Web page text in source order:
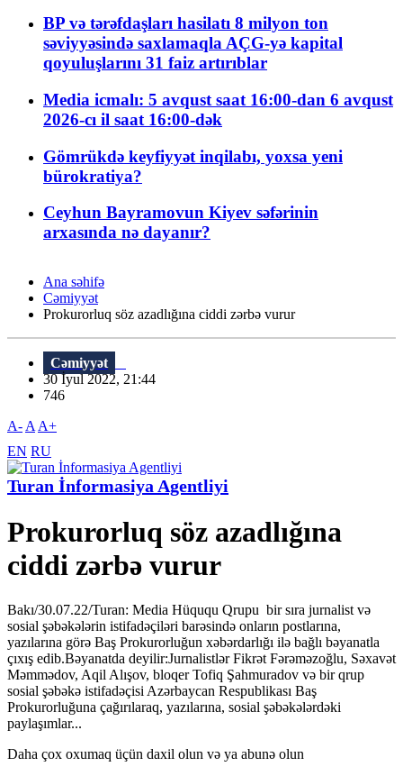
BP və tərəfdaşları hasilatı 8 milyon ton
səviyyəsində saxlamaqla AÇG-yə kapital
qoyuluşlarını 31 faiz artırıblar
Media icmalı: 5 avqust saat 16:00-dan 6 avqust
2026-cı il saat 16:00-dək
Gömrükdə keyfiyyət inqilabı, yoxsa yeni
bürokratiya?
Ceyhun Bayramovun Kiyev səfərinin
arxasında nə dayanır?
Ana səhifə
Cəmiyyət
Prokurorluq söz azadlığına ciddi zərbə vurur
Cəmiyyət
30 İyul 2022, 21:44
746
A- A A+
EN RU
Turan İnformasiya Agentliyi
Prokurorluq söz azadlığına
ciddi zərbə vurur
Bakı/30.07.22/Turan: Media Hüququ Qrupu bir sıra jurnalist və
sosial şəbəkələrin istifadəçiləri barəsində onların postlarına,
yazılarına görə Baş Prokurorluğun xəbərdarlığı ilə bağlı bəyanatla
çıxış edib.Bəyanatda deyilir:Jurnalistlər Fikrət Fərəməzoğlu, Səxavət
Məmmədov, Aqil Alışov, bloqer Tofiq Şahmuradov və bir qrup
sosial şəbəkə istifadəçisi Azərbaycan Respublikası Baş
Prokurorluğuna çağırılaraq, yazılarına, sosial şəbəkələrdəki
paylaşımlar...
Daha çox oxumaq üçün daxil olun və ya abunə olun